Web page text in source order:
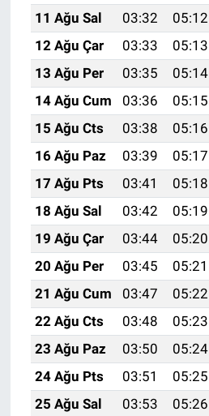
11 Ağu Sal
03:32 05:12
12 Ağu Çar
03:33 05:13
13 Ağu Per
03:35 05:14
14 Ağu Cum
03:36 05:15
15 Ağu Cts
03:38 05:16
16 Ağu Paz
03:39 05:17
17 Ağu Pts
03:41 05:18
18 Ağu Sal
03:42 05:19
19 Ağu Çar
03:44 05:20
20 Ağu Per
03:45 05:21
21 Ağu Cum
03:47 05:22
22 Ağu Cts
03:48 05:23
23 Ağu Paz
03:50 05:24
24 Ağu Pts
03:51 05:25
25 Ağu Sal
03:53 05:26
Popüler
Programlar
Sağlık
Spor
Teknoloji
Türkiye'nin Geleceği
Türkiye'nin Gündemi
Yerel Gündem
Yerel Yaşam
Canlı Yayın